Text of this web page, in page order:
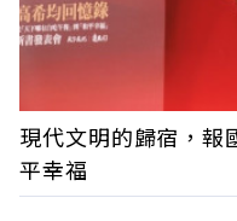
現代文明的歸宿，報
平幸福